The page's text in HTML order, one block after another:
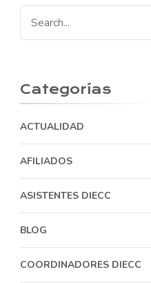
Search
for:
Categorías
ACTUALIDAD
AFILIADOS
ASISTENTES DIECC
BLOG
COORDINADORES DIECC